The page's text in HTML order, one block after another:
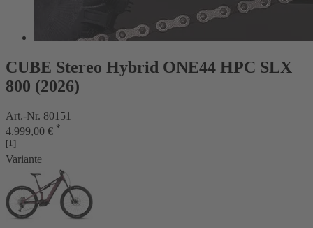
CUBE Stereo Hybrid ONE44 HPC SLX
800 (2026)
Art.-Nr. 80151
4.999,00 € *
[1]
Variante